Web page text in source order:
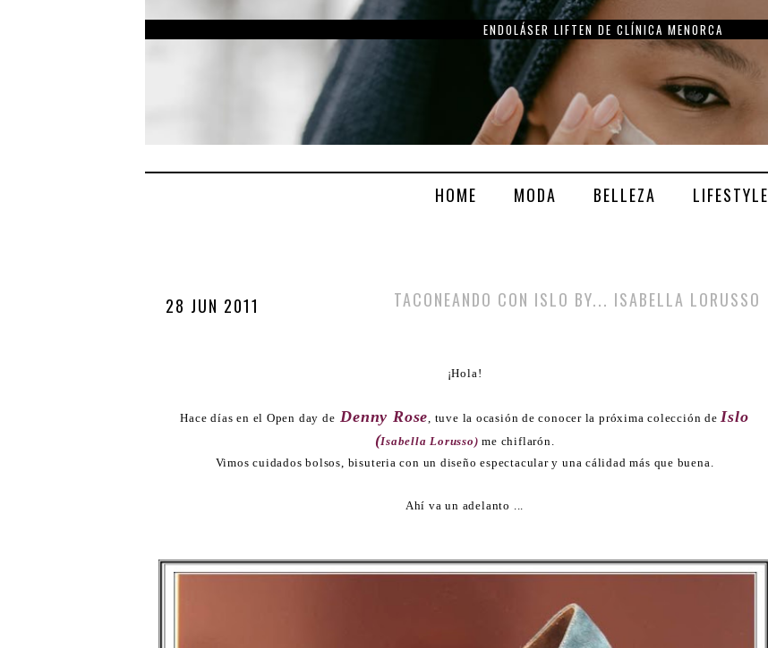
LOVE COLLECTION: AMOR A PRIMERA VISTA DE CLARINS
HOME MODA BELLEZA LIFESTYLE
28 JUN 2011 TACONEANDO CON ISLO BY... ISABELLA LORUSSO
¡Hola!
Hace días en el Open day de Denny Rose , tuve la ocasión de conocer la próxima colección de Islo
(Isabella Lorusso) me chiflarón.
Vimos cuidados bolsos, bisuteria con un diseño espectacular y una cálidad más que buena.
Ahí va un adelanto ...